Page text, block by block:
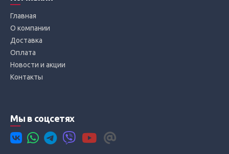
Главная
О компании
Доставка
Оплата
Новости и акции
Контакты
Мы в соцсетях